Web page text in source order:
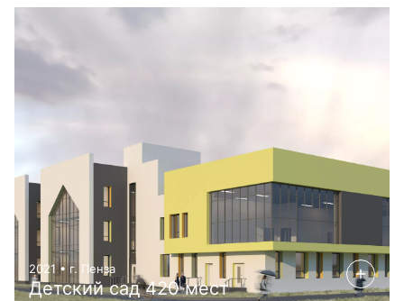
2021 • г. Пенза
Детский сад 420 мест